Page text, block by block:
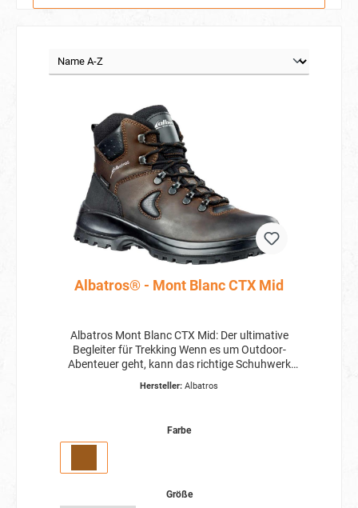
Albatros® - Mont Blanc CTX Mid
Albatros Mont Blanc CTX Mid: Der ultimative
Begleiter für Trekking Wenn es um Outdoor-
Abenteuer geht, kann das richtige Schuhwerk
Der Albatros Mont Blanc CTX Mid ist ein
heben. Mit Präzision und Innovation gefertigt,
Wanderer und Outdoor-Enthusiasten geeignet
Hersteller: Albatros
Farbe
Größe